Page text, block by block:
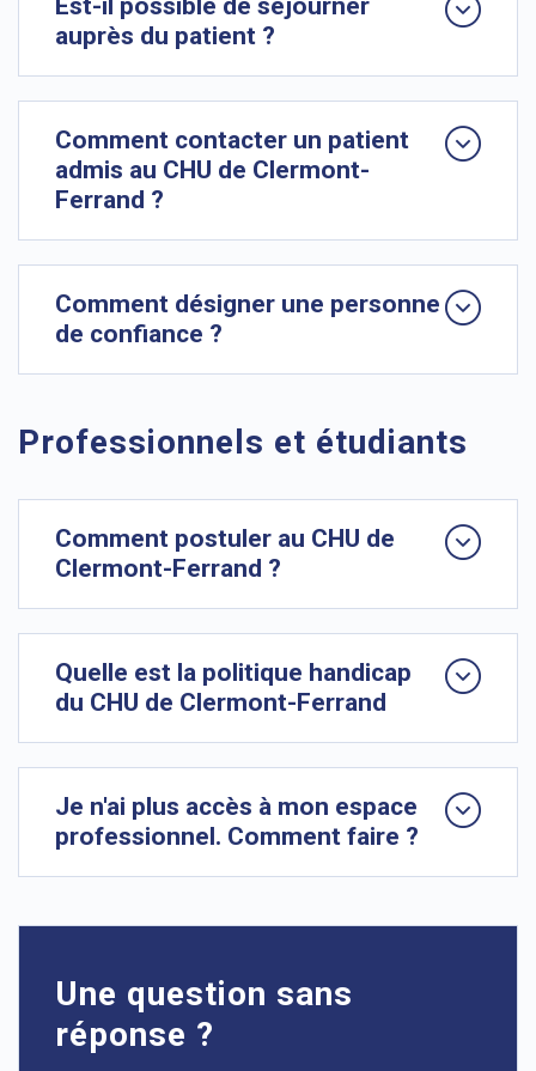
Est-il possible de séjourner
auprès du patient ?
Comment contacter un patient
admis au CHU de Clermont-
Ferrand ?
Comment désigner une personne
de confiance ?
Professionnels et étudiants
Comment postuler au CHU de
Clermont-Ferrand ?
Quelle est la politique handicap
du CHU de Clermont-Ferrand
Je n'ai plus accès à mon espace
professionnel. Comment faire ?
Une question sans
réponse ?